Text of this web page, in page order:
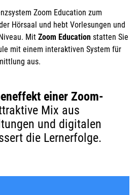
Zoom Education zum
Hörsaal und hebt Vorlesungen und
Mit Zoom Education statten Sie
mit einem interaktiven System für
aus.
einer Zoom-
Mix aus
und digitalen
die Lernerfolge.